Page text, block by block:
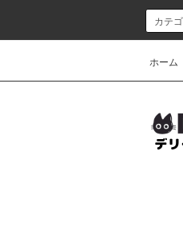
ホーム